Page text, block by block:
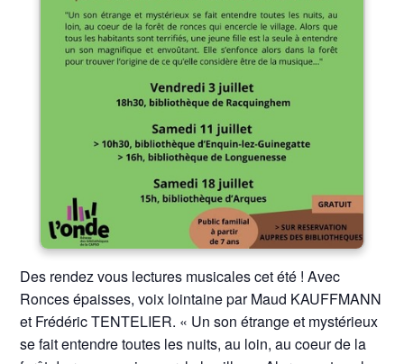
Des rendez vous lectures musicales cet été ! Avec
Ronces épaisses, voix lointaine par Maud KAUFFMANN
et Frédéric TENTELIER. « Un son étrange et mystérieux
se fait entendre toutes les nuits, au loin, au coeur de la